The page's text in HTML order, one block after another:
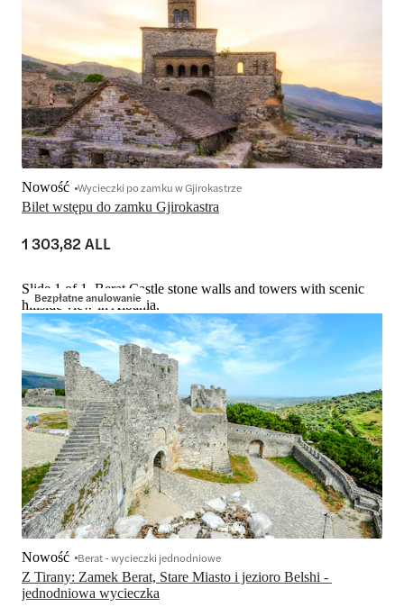
Bilet wstępu do zamku Gjirokastra
Nowość Wycieczki po zamku w Gjirokastrze
1 303,82 ALL
Bezpłatne anulowanie
Slide 1 of 1, Berat Castle stone walls and towers with scenic
hillside view in Albania.
Z Tirany: Zamek Berat, Stare Miasto i jezioro Belshi -
jednodniowa wycieczka
Nowość Berat - wycieczki jednodniowe